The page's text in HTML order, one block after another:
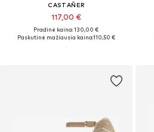
CASTAÑER
117,00 €
Pradinė kaina: 130,00 €
Paskutinė mažiausia kaina:110,50 €